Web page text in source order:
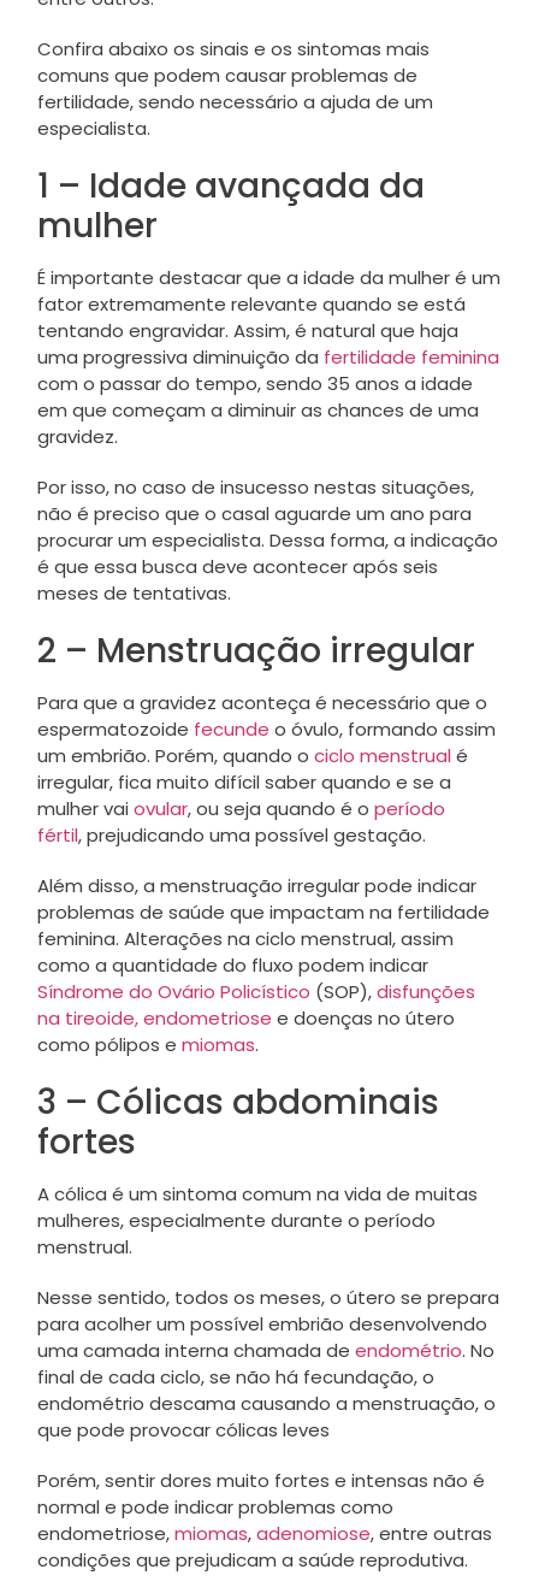
Confira abaixo os sinais e os sintomas mais
comuns que podem causar problemas de
fertilidade, sendo necessário a ajuda de um
especialista.
1 – Idade avançada da
mulher
É importante destacar que a idade da mulher é um
fator extremamente relevante quando se está
tentando engravidar. Assim, é natural que haja
uma progressiva diminuição da fertilidade feminina
com o passar do tempo, sendo 35 anos a idade
em que começam a diminuir as chances de uma
gravidez.
Por isso, no caso de insucesso nestas situações,
não é preciso que o casal aguarde um ano para
procurar um especialista. Dessa forma, a indicação
é que essa busca deve acontecer após seis
meses de tentativas.
2 – Menstruação irregular
Para que a gravidez aconteça é necessário que o
espermatozoide fecunde o óvulo, formando assim
um embrião. Porém, quando o ciclo menstrual é
irregular, fica muito difícil saber quando e se a
mulher vai ovular, ou seja quando é o período
fértil, prejudicando uma possível gestação.
Além disso, a menstruação irregular pode indicar
problemas de saúde que impactam na fertilidade
feminina. Alterações na ciclo menstrual, assim
como a quantidade do fluxo podem indicar
Síndrome do Ovário Policístico (SOP),disfunções
na tireoide, endometriose e doenças no útero
como pólipos e miomas.
3 – Cólicas abdominais
fortes
A cólica é um sintoma comum na vida de muitas
mulheres, especialmente durante o período
menstrual.
Nesse sentido, todos os meses, o útero se prepara
para acolher um possível embrião desenvolvendo
uma camada interna chamada de endométrio. No
final de cada ciclo, se não há fecundação, o
endométrio descama causando a menstruação, o
que pode provocar cólicas leves
Porém, sentir dores muito fortes e intensas não é
normal e pode indicar problemas como
endometriose,miomas,adenomiose, entre outras
condições que prejudicam a saúde reprodutiva.